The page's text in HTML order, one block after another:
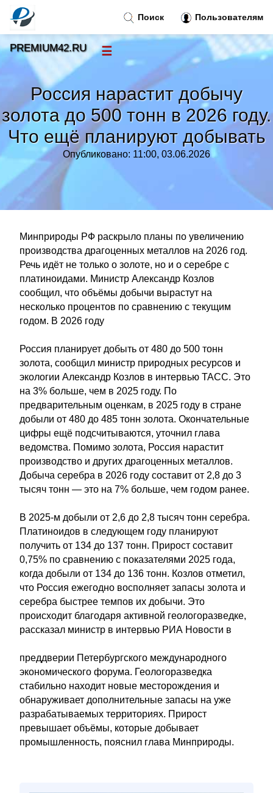
Россия нарастит добычу
золота до 500 тонн в 2026 году.
Что ещё планируют добывать
Опубликовано: 11:00, 03.06.2026
Минприроды РФ раскрыло планы по увеличению
производства драгоценных металлов на 2026 год.
Речь идёт не только о золоте, но и о серебре с
платиноидами. Министр Александр Козлов
сообщил, что объёмы добычи вырастут на
несколько процентов по сравнению с текущим
годом. В 2026 году
Россия планирует добыть от 480 до 500 тонн
золота, сообщил министр природных ресурсов и
экологии Александр Козлов в интервью ТАСС. Это
на 3% больше, чем в 2025 году. По
предварительным оценкам, в 2025 году в стране
добыли от 480 до 485 тонн золота. Окончательные
цифры ещё подсчитываются, уточнил глава
ведомства. Помимо золота, Россия нарастит
производство и других драгоценных металлов.
Добыча серебра в 2026 году составит от 2,8 до 3
тысяч тонн — это на 7% больше, чем годом ранее.
В 2025-м добыли от 2,6 до 2,8 тысяч тонн серебра.
Платиноидов в следующем году планируют
получить от 134 до 137 тонн. Прирост составит
0,75% по сравнению с показателями 2025 года,
когда добыли от 134 до 136 тонн. Козлов отметил,
что Россия ежегодно восполняет запасы золота и
серебра быстрее темпов их добычи. Это
происходит благодаря активной геологоразведке,
рассказал министр в интервью РИА Новости в
преддверии Петербургского международного
экономического форума. Геологоразведка
стабильно находит новые месторождения и
обнаруживает дополнительные запасы на уже
разрабатываемых территориях. Прирост
превышает объёмы, которые добывает
промышленность, пояснил глава Минприроды.
Поиск Пользователям
PREMIUM42.RU ☰
Новости
Тренды новостей»
Рубрики»
Правила »
Контакт»